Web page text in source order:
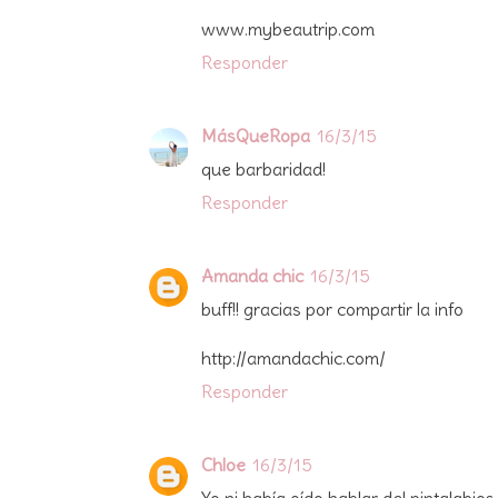
www.mybeautrip.com
Responder
MásQueRopa 16/3/15
que barbaridad!
Responder
Amanda chic 16/3/15
buff!! gracias por compartir la info
http://amandachic.com/
Responder
Chloe 16/3/15